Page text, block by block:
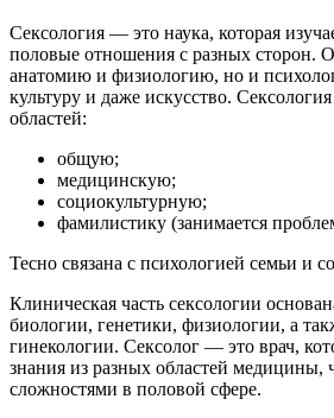
Сексология — это наука, которая
половые отношения с разных сторон.
анатомию и физиологию, но и
культуру и даже искусство.
областей:
общую;
медицинскую;
социокультурную;
фамилистику (занимается
Тесно связана с психологией семьи и
Клиническая часть сексологии
биологии, генетики, физиологии, а
гинекологии. Сексолог — это врач,
знания из разных областей
сложностями в половой сфере.